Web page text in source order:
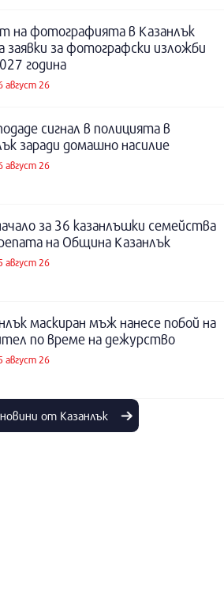
на фотографията в Казанлък
заявки за фотографски изложби
година
август 26
сигнал в полицията в
заради домашно насилие
август 26
за 36 казанлъшки семейства
на Община Казанлък
август 26
маскиран мъж нанесе побой на
по време на дежурство
август 26
от Казанлък